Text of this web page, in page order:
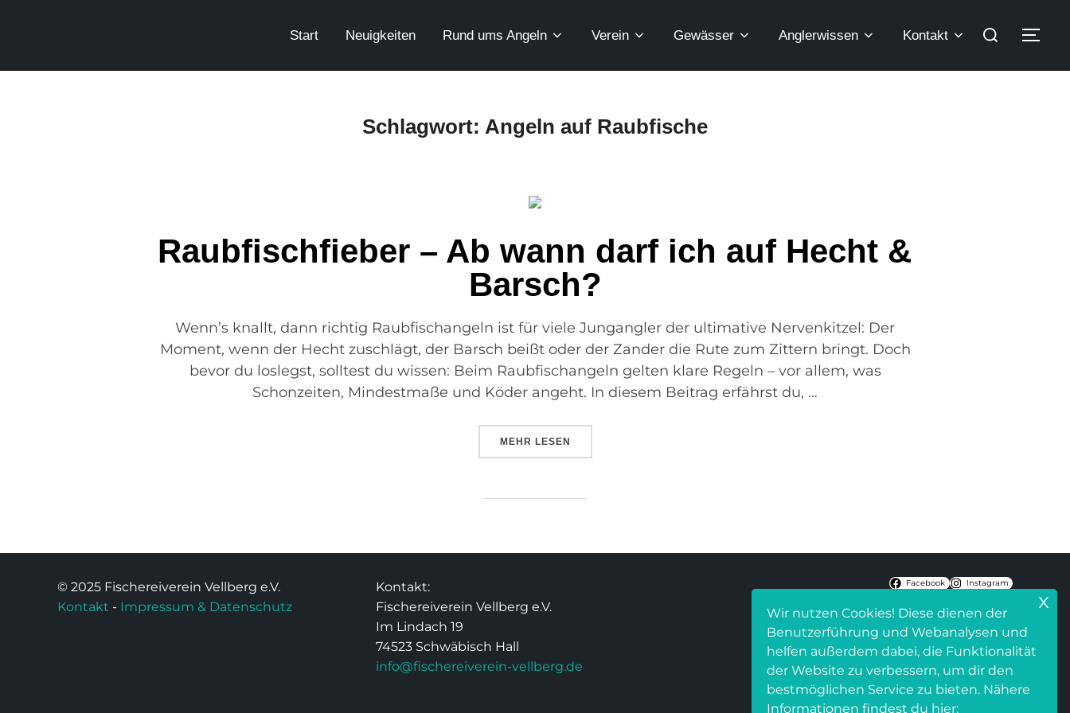
Start Neuigkeiten Rund ums Angeln Verein Gewässer Anglerwissen Kontakt
Schlagwort: Angeln auf Raubfische
Raubfischfieber – Ab wann darf ich auf Hecht &
Barsch?
Wenn’s knallt, dann richtig Raubfischangeln ist für viele Jungangler der ultimative Nervenkitzel: Der
Moment, wenn der Hecht zuschlägt, der Barsch beißt oder der Zander die Rute zum Zittern bringt. Doch
bevor du loslegst, solltest du wissen: Beim Raubfischangeln gelten klare Regeln – vor allem, was
Schonzeiten, Mindestmaße und Köder angeht. In diesem Beitrag erfährst du, …
MEHR LESEN
© 2025 Fischereiverein Vellberg e.V.
Kontakt - Impressum & Datenschutz
Kontakt:
Fischereiverein Vellberg e.V.
Im Lindach 19
74523 Schwäbisch Hall
info@fischereiverein-vellberg.de
Facebook Instagram
Wir nutzen Cookies! Diese dienen der
Benutzerführung und Webanalysen und
helfen außerdem dabei, die Funktionalität
der Website zu verbessern, um dir den
bestmöglichen Service zu bieten. Nähere
Informationen findest du hier:
x